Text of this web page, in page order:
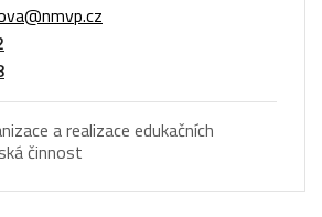
a realizace edukačních
činnost